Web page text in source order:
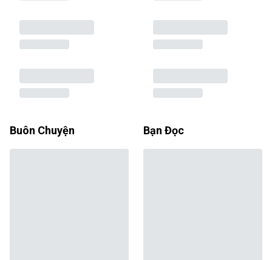
Buôn Chuyện Bạn Đọc